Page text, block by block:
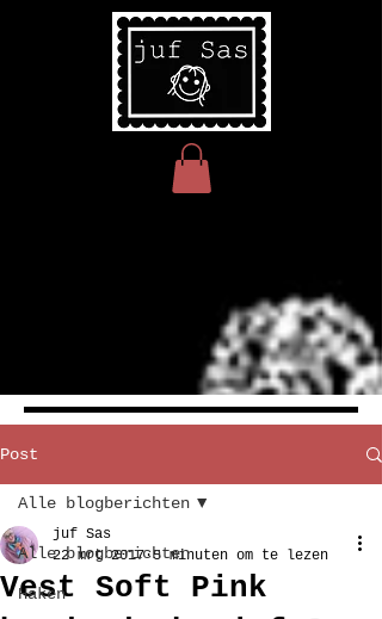
Post
Alle blogberichten
Haken
Alle blogberichten
Vest Soft Pink
juf Sas
22 mrt 2017 5 minuten om te lezen